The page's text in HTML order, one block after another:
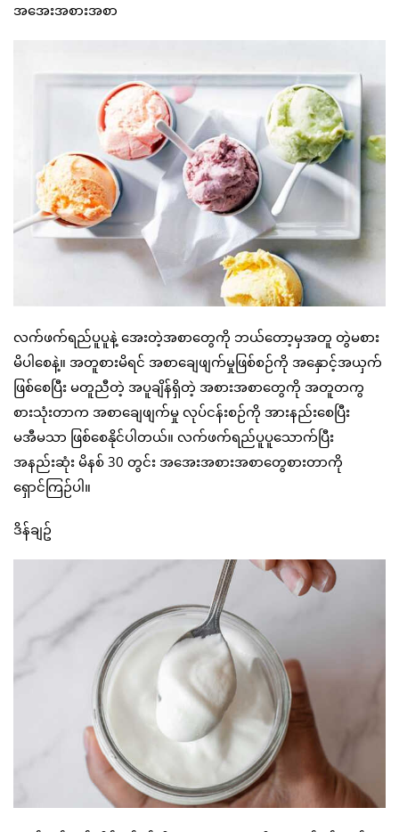
အအေးအစားအစာ
လက်ဖက်ရည်ပူပူနဲ့ အေးတဲ့အစာတွေကို ဘယ်တော့မှအတူ တွဲမစား
မိပါစေနဲ့။ အတူစားမိရင် အစာချေဖျက်မှုဖြစ်စဉ်ကို အနှောင့်အယှက်
ဖြစ်စေပြီး မတူညီတဲ့ အပူချိန်ရှိတဲ့ အစားအစာတွေကို အတူတကွ
စားသုံးတာက အစာချေဖျက်မှု လုပ်ငန်းစဉ်ကို အားနည်းစေပြီး
မအီမသာ ဖြစ်စေနိုင်ပါတယ်။ လက်ဖက်ရည်ပူပူသောက်ပြီး
အနည်းဆုံး မိနစ် 30 တွင်း အအေးအစားအစာတွေစားတာကို
ရှောင်ကြဉ်ပါ။
ဒိန်ချဥ်